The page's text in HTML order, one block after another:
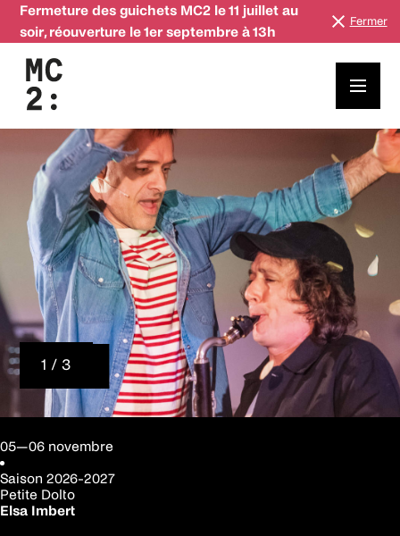
Fermeture des guichets MC2 le 11 juillet au
soir, réouverture le 1er septembre à 13h
Fermer
1 / 3
05—06 novembre
Saison 2026-2027
Petite Dolto
Elsa Imbert